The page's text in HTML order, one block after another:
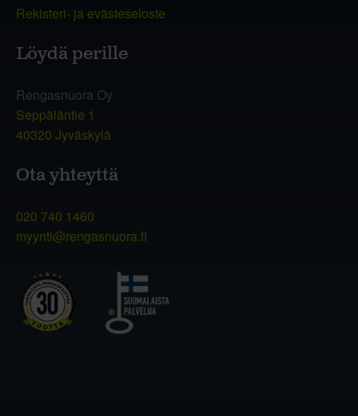
Rekisteri- ja evästeseloste
Löydä perille
Rengasnuora Oy
Seppäläntie 1
40320 Jyväskylä
Ota yhteyttä
020 740 1460
myynti@rengasnuora.fi